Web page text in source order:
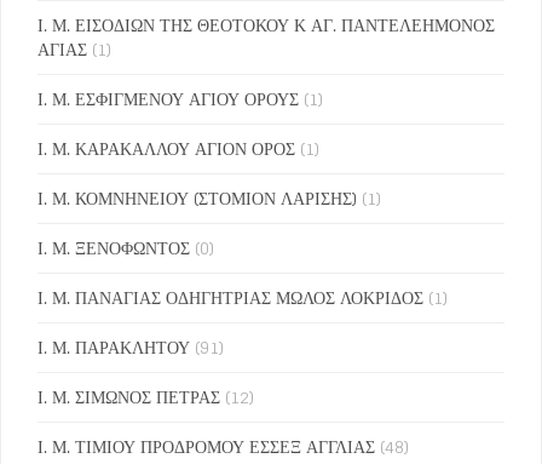
Ι. Μ. ΕΙΣΟΔΙΩΝ ΤΗΣ ΘΕΟΤΟΚΟΥ Κ ΑΓ. ΠΑΝΤΕΛΕΗΜΟΝΟΣ
ΑΓΙΑΣ (1)
Ι. Μ. ΕΣΦΙΓΜΕΝΟΥ ΑΓΙΟΥ ΟΡΟΥΣ (1)
Ι. Μ. ΚΑΡΑΚΑΛΛΟΥ ΑΓΙΟΝ ΟΡΟΣ (1)
Ι. Μ. ΚΟΜΝΗΝΕΙΟΥ (ΣΤΟΜΙΟΝ ΛΑΡΙΣΗΣ) (1)
Ι. Μ. ΞΕΝΟΦΩΝΤΟΣ (0)
Ι. Μ. ΠΑΝΑΓΙΑΣ ΟΔΗΓΗΤΡΙΑΣ ΜΩΛΟΣ ΛΟΚΡΙΔΟΣ (1)
Ι. Μ. ΠΑΡΑΚΛΗΤΟΥ (91)
Ι. Μ. ΣΙΜΩΝΟΣ ΠΕΤΡΑΣ (12)
Ι. Μ. ΤΙΜΙΟΥ ΠΡΟΔΡΟΜΟΥ ΕΣΣΕΞ ΑΓΓΛΙΑΣ (48)